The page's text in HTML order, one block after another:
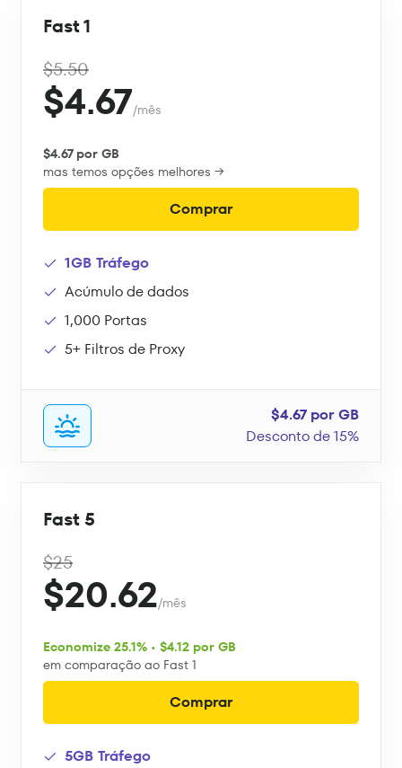
Fast 1
$5.50
$4.67/mês
$4.67 por GB
mas temos opções melhores →
Comprar
1GB Tráfego
Acúmulo de dados
1,000 Portas
5+ Filtros de Proxy
$4.67 por GB
Desconto de 15%
Fast 5
$25
$20.62/mês
Economize 25.1% • $4.12 por GB
em comparação ao Fast 1
Comprar
5GB Tráfego